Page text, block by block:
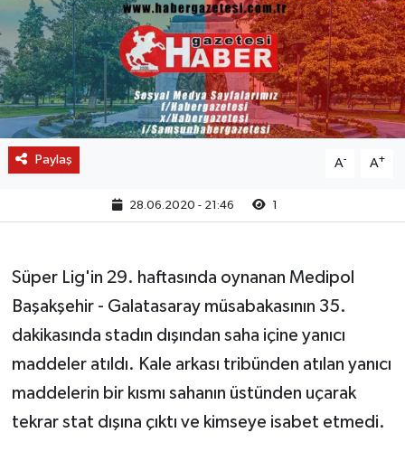
Paylaş A- A+
28.06.2020 - 21:46 1
Süper Lig'in 29. haftasında oynanan Medipol
Başakşehir - Galatasaray müsabakasının 35.
dakikasında stadın dışından saha içine yanıcı
maddeler atıldı. Kale arkası tribünden atılan yanıcı
maddelerin bir kısmı sahanın üstünden uçarak
tekrar stat dışına çıktı ve kimseye isabet etmedi.